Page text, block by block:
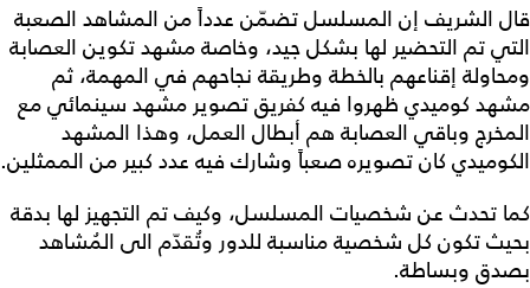
قال الشريف إن المسلسل تضمّن عدداً من المشاهد الصعبة
التي تم التحضير لها بشكل جيد، وخاصة مشهد تكوين العصابة
ومحاولة إقناعهم بالخطة وطريقة نجاحهم في المهمة، ثم
مشهد كوميدي ظهروا فيه كفريق تصوير مشهد سينمائي مع
المخرج وباقي العصابة هم أبطال العمل، وهذا المشهد
الكوميدي كان تصويره صعباً وشارك فيه عدد كبير من الممثلين.
كما تحدث عن شخصيات المسلسل، وكيف تم التجهيز لها بدقة
بحيث تكون كل شخصية مناسبة للدور وتُقدّم الى المُشاهد
بصدق وبساطة.